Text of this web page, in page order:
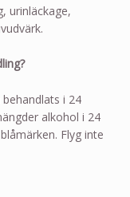
urinläckage,
i 24
alkohol i 24
Flyg inte